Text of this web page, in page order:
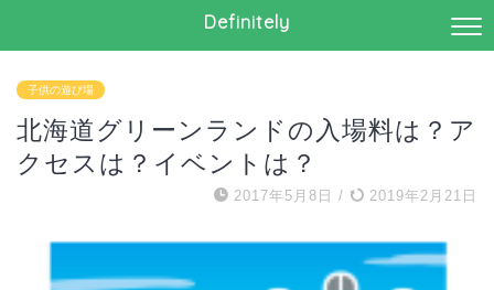
Definitely
子供の遊び場
北海道グリーンランドの入場料は？ア
クセスは？イベントは？
2017年5月8日 / 2019年2月21日